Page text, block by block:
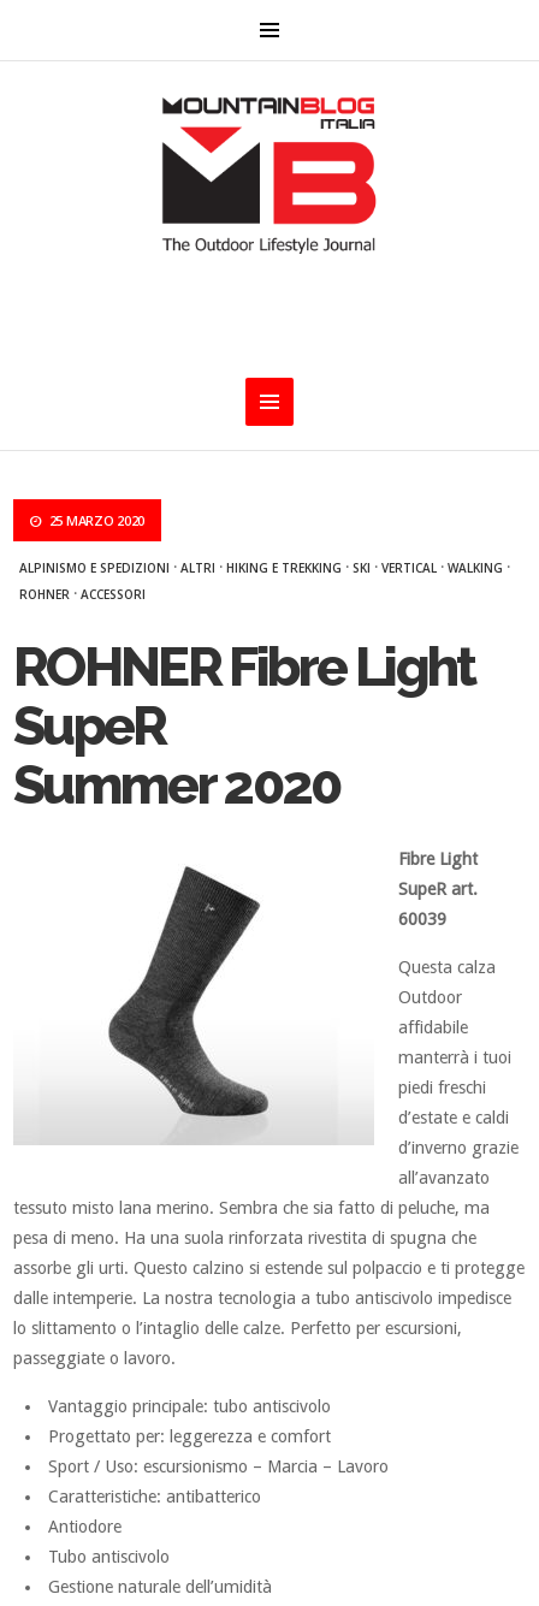
25 MARZO 2020
ALPINISMO E SPEDIZIONI ·ALTRI ·HIKING E TREKKING ·SKI ·VERTICAL ·WALKING ·
ROHNER ·ACCESSORI
ROHNER Fibre Light
SupeR
Summer 2020
Fibre Light
SupeR art.
60039
Questa calza
Outdoor
affidabile
manterrà i tuoi
piedi freschi
d’estate e caldi
d’inverno grazie
all’avanzato
tessuto misto lana merino. Sembra che sia fatto di peluche, ma
pesa di meno. Ha una suola rinforzata rivestita di spugna che
assorbe gli urti. Questo calzino si estende sul polpaccio e ti protegge
dalle intemperie. La nostra tecnologia a tubo antiscivolo impedisce
lo slittamento o l’intaglio delle calze. Perfetto per escursioni,
passeggiate o lavoro.
Vantaggio principale: tubo antiscivolo
Progettato per: leggerezza e comfort
Sport / Uso: escursionismo – Marcia – Lavoro
Caratteristiche: antibatterico
Antiodore
Tubo antiscivolo
Gestione naturale dell’umidità